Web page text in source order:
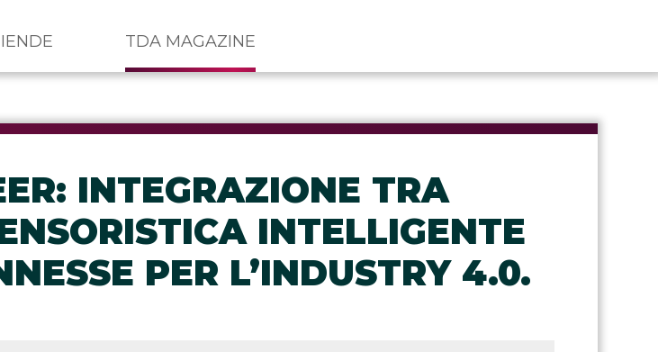
TDA MAGAZINE
INTEGRAZIONE TRA
INTELLIGENTE
PER L’INDUSTRY 4.0.